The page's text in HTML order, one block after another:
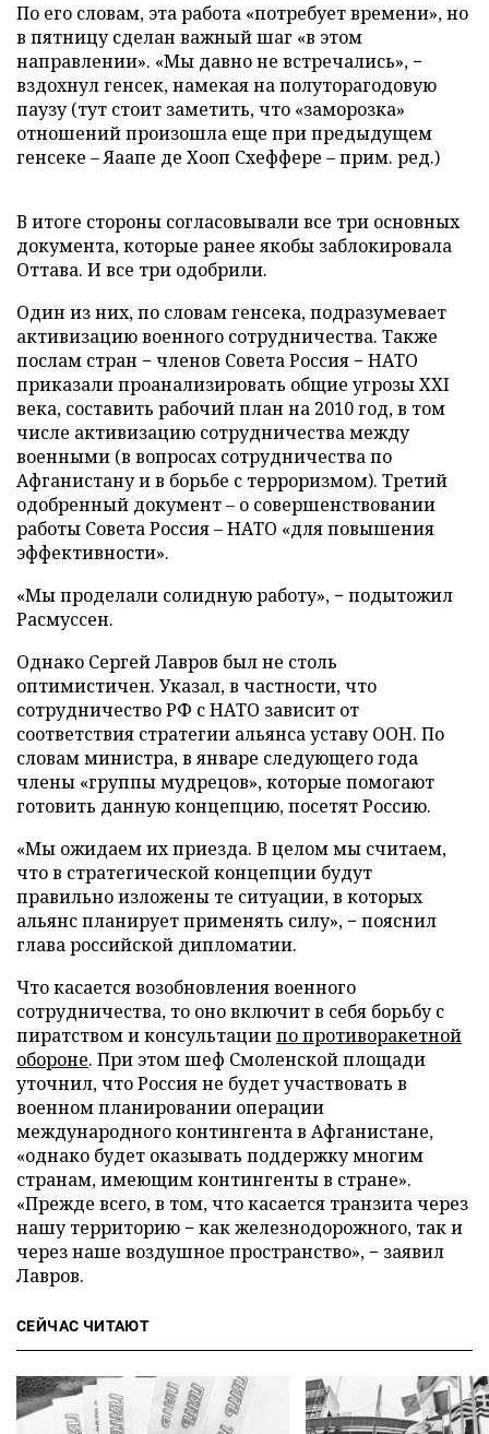
По его словам, эта работа «потребует времени», но
в пятницу сделан важный шаг «в этом
направлении». «Мы давно не встречались», −
вздохнул генсек, намекая на полуторагодовую
паузу (тут стоит заметить, что «заморозка»
отношений произошла еще при предыдущем
генсеке – Яаапе де Хооп Схеффере – прим. ред.)
В итоге стороны согласовывали все три основных
документа, которые ранее якобы заблокировала
Оттава. И все три одобрили.
Один из них, по словам генсека, подразумевает
активизацию военного сотрудничества. Также
послам стран − членов Совета Россия − НАТО
приказали проанализировать общие угрозы XXI
века, составить рабочий план на 2010 год, в том
числе активизацию сотрудничества между
военными (в вопросах сотрудничества по
Афганистану и в борьбе с терроризмом). Третий
одобренный документ – о совершенствовании
работы Совета Россия – НАТО «для повышения
эффективности».
«Мы проделали солидную работу», − подытожил
Расмуссен.
Однако Сергей Лавров был не столь
оптимистичен. Указал, в частности, что
сотрудничество РФ с НАТО зависит от
соответствия стратегии альянса уставу ООН. По
словам министра, в январе следующего года
члены «группы мудрецов», которые помогают
готовить данную концепцию, посетят Россию.
«Мы ожидаем их приезда. В целом мы считаем,
что в стратегической концепции будут
правильно изложены те ситуации, в которых
альянс планирует применять силу», − пояснил
глава российской дипломатии.
Что касается возобновления военного
сотрудничества, то оно включит в себя борьбу с
пиратством и консультациипо противоракетной
обороне. При этом шеф Смоленской площади
уточнил, что Россия не будет участвовать в
военном планировании операции
международного контингента в Афганистане,
«однако будет оказывать поддержку многим
странам, имеющим контингенты в стране».
«Прежде всего, в том, что касается транзита через
нашу территорию − как железнодорожного, так и
через наше воздушное пространство», − заявил
Лавров.
СЕЙЧАС ЧИТАЮТ